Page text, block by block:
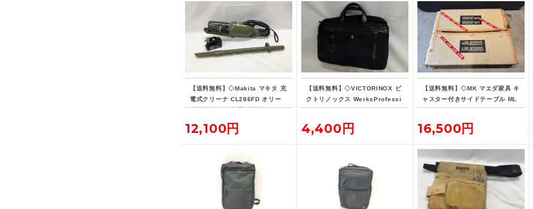
【送料無料】◇Makita マキタ 充
電式クリーナ CL286FD オリー
ブ 標準ノズル欠品・社外バッテ
12,100円
【送料無料】◇VICTORINOX ビ
クトリノックス WerksProfessi
onal CORDURA 3WAY 604685
4,400円
【送料無料】◇MK マエダ家具 キ
ャスター付きサイドテーブル ML
E-015
16,500円